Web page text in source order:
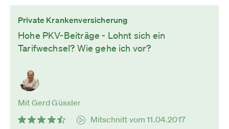
Private Krankenversicherung
Hohe PKV-Beiträge - Lohnt sich ein
Tarifwechsel? Wie gehe ich vor?
Mit Gerd Güssler
Mitschnitt vom 11.04.2017